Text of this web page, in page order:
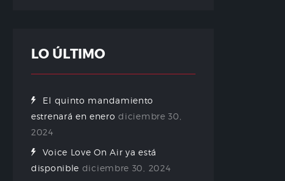
LO ÚLTIMO
El quinto mandamiento
estrenará en enero diciembre 30,
2024
Voice Love On Air ya está
disponible diciembre 30, 2024